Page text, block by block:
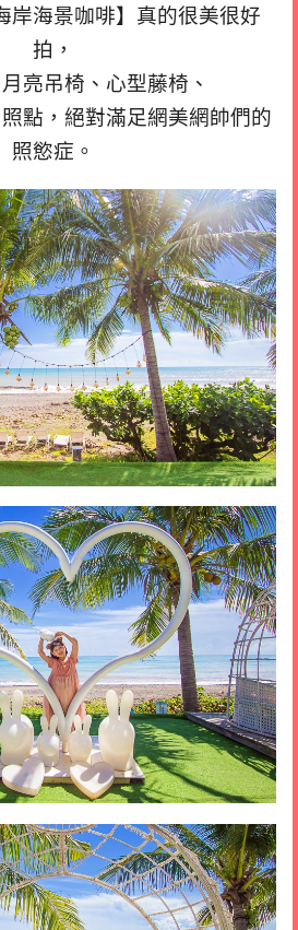
岸海景咖啡】真的很美很好
拍，
亮吊椅、心型藤椅、
點，絕對滿足網美網帥們的
照慾症。